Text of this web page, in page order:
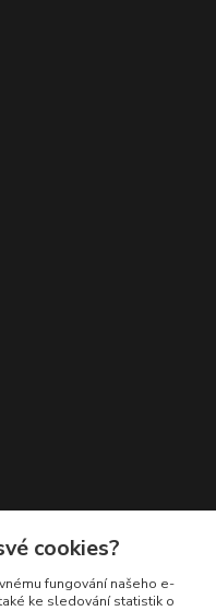
cookies?
fungování našeho e-
ke sledování statistik o